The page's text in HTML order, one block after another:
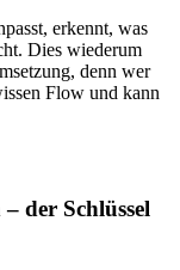
erkennt, was
Dies wiederum
denn wer
Flow und kann
der Schlüssel